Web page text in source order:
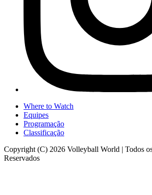
Where to Watch
Equipes
Programação
Classificação
Copyright (C) 2026 Volleyball World | Todos
Reservados